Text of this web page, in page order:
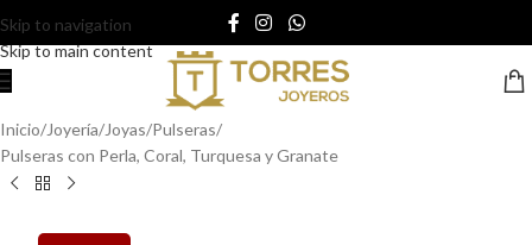
Skip to navigation
Skip to main content
Inicio/Joyería/Joyas/Pulseras/
Pulseras con Perla, Coral, Turquesa y Granate